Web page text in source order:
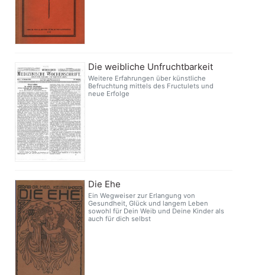
Die weibliche Unfruchtbarkeit
Weitere Erfahrungen über künstliche
Befruchtung mittels des Fructulets und
neue Erfolge
Die Ehe
Ein Wegweiser zur Erlangung von
Gesundheit, Glück und langem Leben
sowohl für Dein Weib und Deine Kinder als
auch für dich selbst